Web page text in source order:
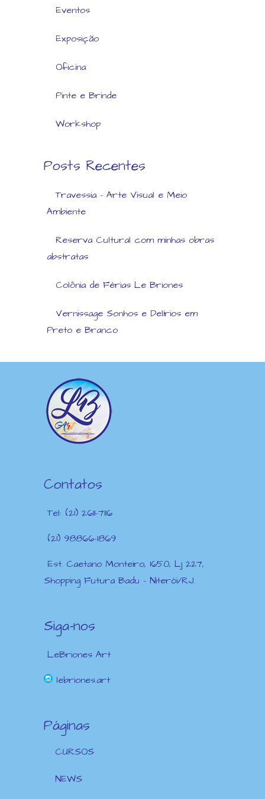
Eventos
Exposição
Oficina
Pinte e Brinde
Workshop
Posts Recentes
Travessia – Arte Visual e Meio
Ambiente
Reserva Cultural com minhas obras
abstratas
Colônia de Férias Le Briones
Vernissage Sonhos e Delírios em
Preto e Branco
Contatos
Tel: (21) 2611-7116
(21) 98866-1869
Est. Caetano Monteiro, 1650, Lj 227,
Shopping Futura Badu – Niterói/RJ.
Siga-nos
LeBriones Art
lebriones.art
Páginas
CURSOS
NEWS